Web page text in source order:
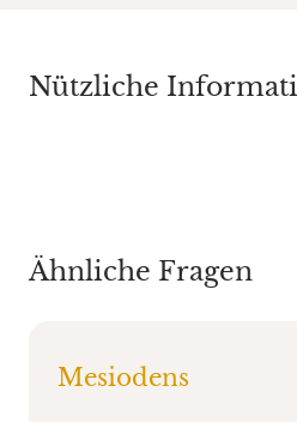
Nützliche
Ähnliche Fragen
Mesiodens